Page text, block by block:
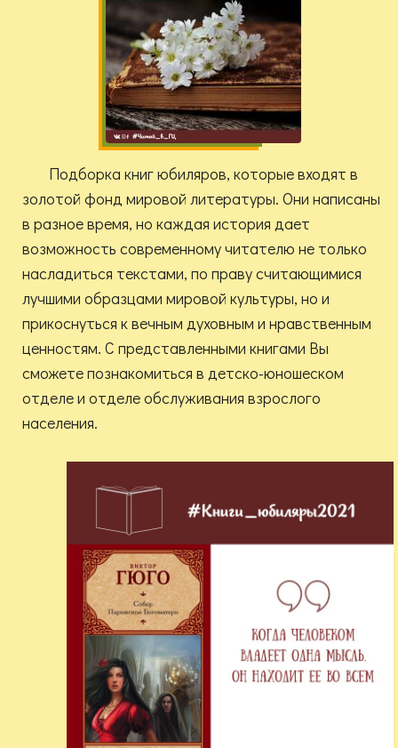
Подборка книг юбиляров, которые входят в
золотой фонд мировой литературы. Они написаны
в разное время, но каждая история дает
возможность современному читателю не только
насладиться текстами, по праву считающимися
лучшими образцами мировой культуры, но и
прикоснуться к вечным духовным и нравственным
ценностям. С представленными книгами Вы
сможете познакомиться в детско-юношеском
отделе и отделе обслуживания взрослого
населения.